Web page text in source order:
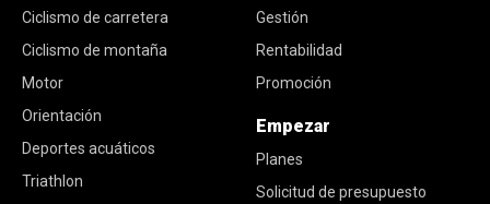
Ciclismo de carretera
Ciclismo de montaña
Motor
Orientación
Deportes acuáticos
Triathlon
Gestión
Rentabilidad
Promoción
Empezar
Planes
Solicitud de presupuesto